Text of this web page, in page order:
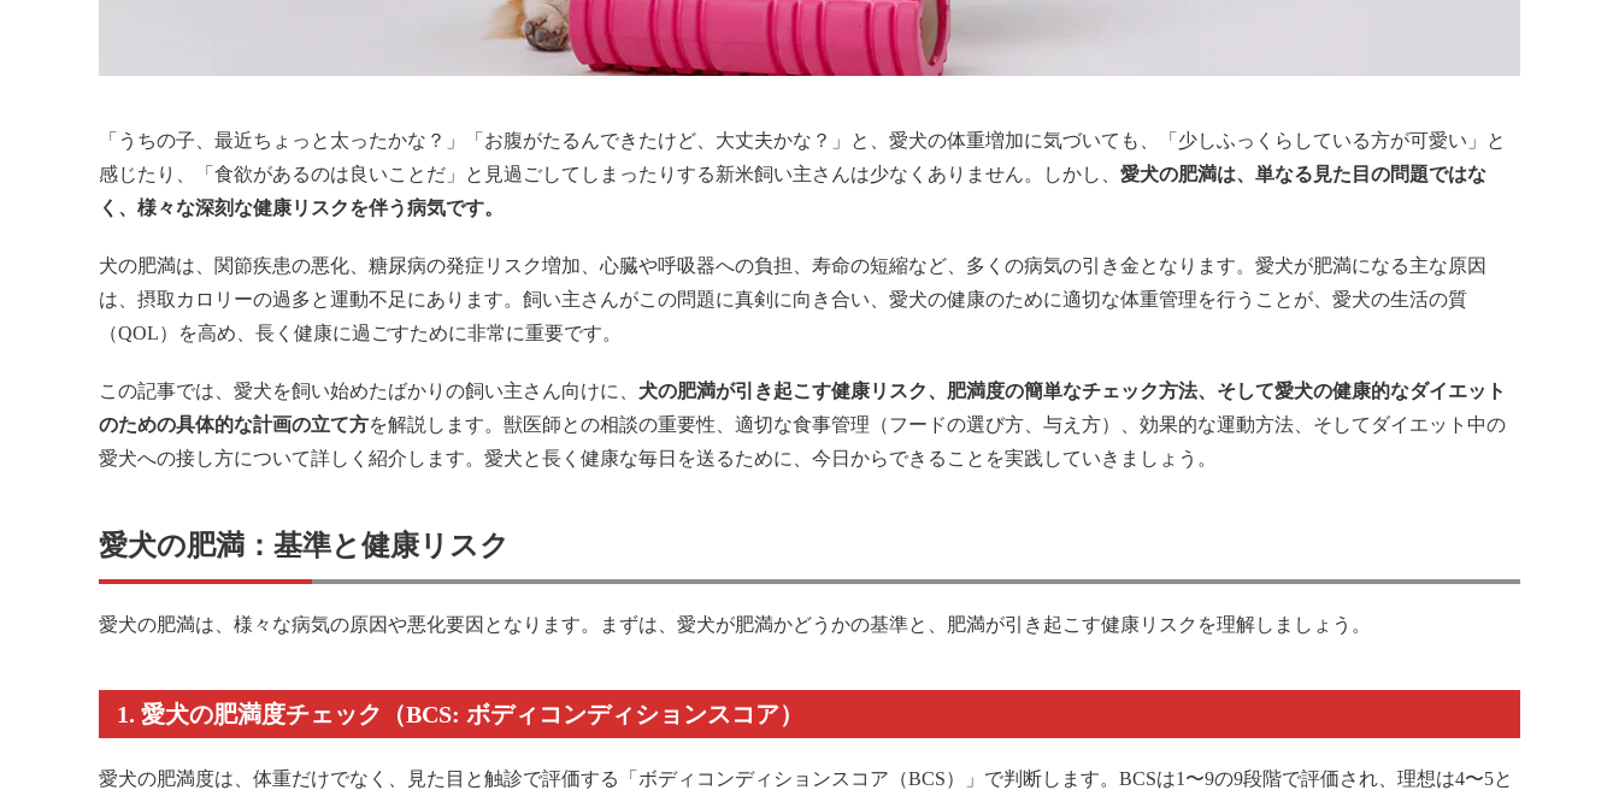
「うちの子、最近ちょっと太ったかな？」「お腹がたるんできたけど、大丈夫かな？」と、愛犬の体重増加に気づいても、「少しふっくらしている方が可愛い」と
感じたり、「食欲があるのは良いことだ」と見過ごしてしまったりする新米飼い主さんは少なくありません。しかし、 愛犬の肥満は、単なる見た目の問題ではな
く、様々な深刻な健康リスクを伴う病気です。
犬の肥満は、関節疾患の悪化、糖尿病の発症リスク増加、心臓や呼吸器への負担、寿命の短縮など、多くの病気の引き金となります。愛犬が肥満になる主な原因
は、摂取カロリーの過多と運動不足にあります。飼い主さんがこの問題に真剣に向き合い、愛犬の健康のために適切な体重管理を行うことが、愛犬の生活の質
（QOL）を高め、長く健康に過ごすために非常に重要です。
この記事では、愛犬を飼い始めたばかりの飼い主さん向けに、 犬の肥満が引き起こす健康リスク、肥満度の簡単なチェック方法、そして愛犬の健康的なダイエット
のための具体的な計画の立て方を解説します。獣医師との相談の重要性、適切な食事管理（フードの選び方、与え方）、効果的な運動方法、そしてダイエット中の
愛犬への接し方について詳しく紹介します。愛犬と長く健康な毎日を送るために、今日からできることを実践していきましょう。
愛犬の肥満：基準と健康リスク
愛犬の肥満は、様々な病気の原因や悪化要因となります。まずは、愛犬が肥満かどうかの基準と、肥満が引き起こす健康リスクを理解しましょう。
1. 愛犬の肥満度チェック（BCS: ボディコンディションスコア）
愛犬の肥満度は、体重だけでなく、見た目と触診で評価する「ボディコンディションスコア（BCS）」で判断します。BCSは1〜9の9段階で評価され、理想は4〜5と